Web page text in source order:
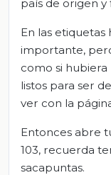
país de origen
En las
importante,
como si hubiera
listos para ser
ver con la
Entonces abre
103, recuerda
sacapuntas.